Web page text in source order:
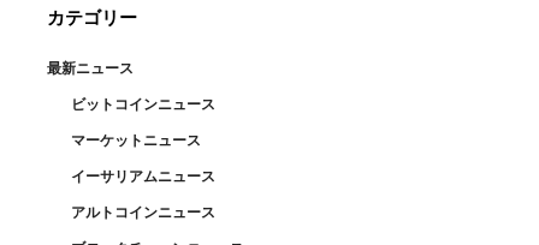
カテゴリー
最新ニュース
ビットコインニュース
マーケットニュース
イーサリアムニュース
アルトコインニュース